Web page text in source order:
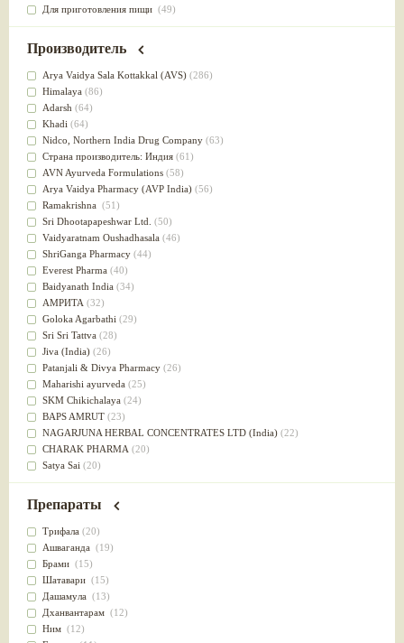
Для приготовления пищи (49)
от инфекций мочеполовой системы(49)
для суставов
Лечит опухоли и отеки(46)
Для медитации
выводит токсины
Для здоровья печени
Для тела(39)
для очищения крови(38)
При диабете(38)
Антиоксидант(37)
Для Капха(Кафа) доши
От паразитов(37)
При расстройстве желудка (36)
Успокоительное(36)
Для глаз(34)
от геморроя(34)
Противовоспалительное
Для Питта доши(32)
Для сердца(32)
Для сосудов головного мозга
Для полости рта(32)
Дефицит железа(31)
Для лица(31)
Употребление в пищу
Ароматерапия(29)
Жаропонижающее(29)
для памяти(28)
для почек(28)
Слабительное (28)
Афродизиак(27)
Напитки(27)
Для йоги (27)
Для потенции(26)
Для душа(25)
для концентрации внимания
при нарушении эрекции
Производитель
Arya Vaidya Sala Kottakkal (AVS) (286)
Himalaya (86)
Adarsh (64)
Khadi (64)
Nidсo, Northern India Drug Company (63)
Страна производитель: Индия (61)
AVN Ayurveda Formulations (58)
Arya Vaidya Pharmacy (AVP India) (56)
Ramakrishna (51)
Sri Dhootapapeshwar Ltd. (50)
Vaidyaratnam Oushadhasala (46)
ShriGanga Pharmacy (44)
Everest Pharma (40)
Baidyanath India (34)
АМРИТА (32)
Goloka Agarbathi (29)
Sri Sri Tattva (28)
Jiva (India) (26)
Patanjali & Divya Pharmacy (26)
Maharishi ayurveda (25)
SKM Chikichalaya (24)
BAPS AMRUT (23)
NAGARJUNA HERBAL CONCENTRATES LTD (India) (22)
CHARAK PHARMA (20)
Satya Sai (20)
Vyas(20)
Kerala Ayurveda
(19)
Organic India pvt ltd
Lalita(16)
Ashtang Herbals
Alarsin(14)
Vasu Health care
Baraka(13)
Dabur India Ltd
Препараты
Трифала (20)
Ашваганда (19)
Брами (15)
Шатавари (15)
Дашамула (13)
Дханвантарам (12)
Ним (12)